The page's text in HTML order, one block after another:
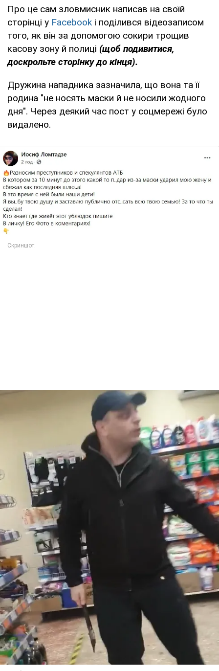
Про це сам зловмисник написав на своїй
сторінці у Facebook і поділився відеозаписом
того, як він за допомогою сокири трощив
касову зону й полиці (щоб подивитися,
доскрольте сторінку до кінця).
Дружина нападника зазначила, що вона та її
родина "не носять маски й не носили жодного
дня". Через деякий час пост у соцмережі було
видалено.